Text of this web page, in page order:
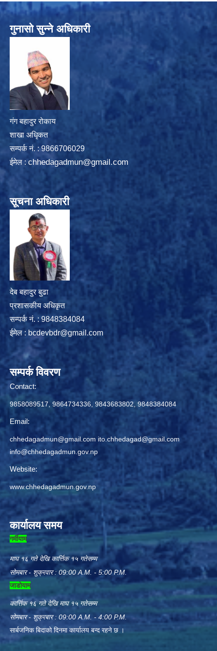
गुनासो सुन्ने अधिकारी
गंग बहादुर रोकाय
शाखा अधिृकत
सम्पर्क न‌ं. : 9866706029
ईमेल : chhedagadmun@gmail.com
सूचना अधिकारी
देब बहादुर बुढा
प्रशासकीय अधिकृत
सम्पर्क नं. : 9848384084
ईमेल : bcdevbdr@gmail.com
सम्पर्क विवरण
Contact:
9858089517, 9864734336, 9843683802, 9848384084
Email:
chhedagadmun@gmail.com ito.chhedagad@gmail.com
info@chhedagadmun.gov.np
Website:
www.chhedagadmun.gov.np
कार्यालय समय
गर्मीयाम
माघ १६ गते देखि कार्त्तिक १५ गतेसम्म
सोमबार - शुक्रवार : 09:00 A.M. - 5:00 P.M.
जाडोयाम
कार्त्तिक १६ गते देखि माघ १५ गतेसम्म
सोमबार - शुक्रबार : 09:00 A.M. - 4:00 P.M.
सार्बजनिक बिदाको दिनमा कार्यालय बन्द रहने छ ।